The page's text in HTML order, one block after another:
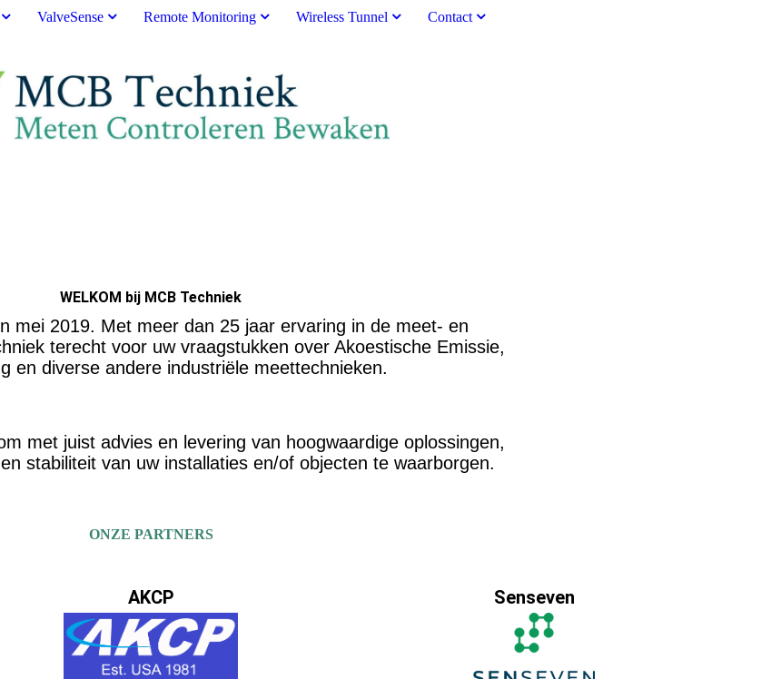
ValveSense Remote Monitoring Wireless Tunnel Contact
WELKOM bij MCB Techniek
mei 2019. Met meer dan 25 jaar ervaring in de meet- en
terecht voor uw vraagstukken over Akoestische Emissie,
en diverse andere industriële meettechnieken.
met juist advies en levering van hoogwaardige oplossingen,
stabiliteit van uw installaties en/of objecten te waarborgen.
ONZE PARTNERS
AKCP Senseven